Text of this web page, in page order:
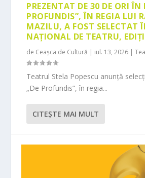
PREZENTAT DE 30 DE ORI
PROFUNDIS”, ÎN REGIA LUI
MAZILU, A FOST SELECTAT
NAȚIONAL DE TEATRU,
de Ceașca de Cultură | iul. 13, 2026 |
Teatrul Stela Popescu anunță
„De Profundis”, în regia...
CITEŞTE MAI MULT